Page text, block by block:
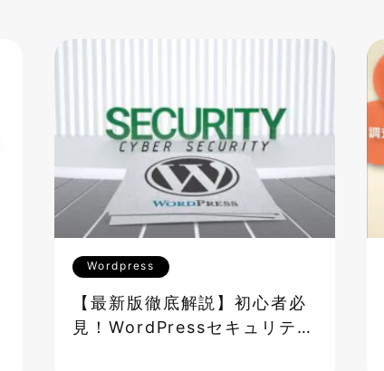
Wordpress
【最新版徹底解説】初心者必
見！WordPressセキュリティ